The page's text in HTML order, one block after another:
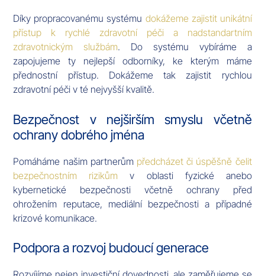
Díky propracovanému systému dokážeme zajistit unikátní
přístup k rychlé zdravotní péči a nadstandartním
zdravotnickým službám. Do systému vybíráme a
zapojujeme ty nejlepší odborníky, ke kterým máme
přednostní přístup. Dokážeme tak zajistit rychlou
zdravotní péči v té nejvyšší kvalitě.
Bezpečnost v nejširším smyslu včetně
ochrany dobrého jména
Pomáháme našim partnerům předcházet či úspěšně čelit
bezpečnostním rizikům v oblasti fyzické anebo
kybernetické bezpečnosti včetně ochrany před
ohrožením reputace, mediální bezpečnosti a případné
krizové komunikace.
Podpora a rozvoj budoucí generace